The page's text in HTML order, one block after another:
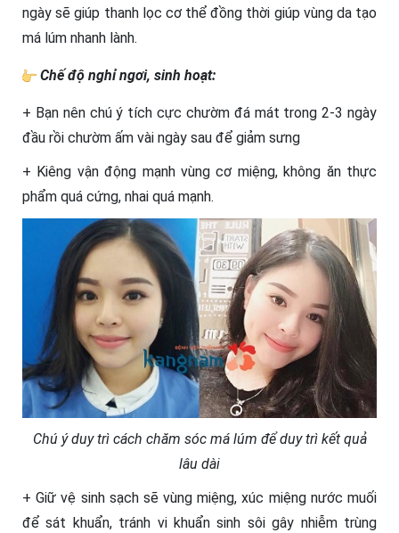
ngày sẽ giúp thanh lọc cơ thể đồng thời giúp vùng da tạo
má lúm nhanh lành.
Chế độ nghỉ ngơi, sinh hoạt:
+ Bạn nên chú ý tích cực chườm đá mát trong 2-3 ngày
đầu rồi chườm ấm vài ngày sau để giảm sưng
+ Kiêng vận động mạnh vùng cơ miệng, không ăn thực
phẩm quá cứng, nhai quá mạnh.
Chú ý duy trì cách chăm sóc má lúm để duy trì kết quả
lâu dài
+ Giữ vệ sinh sạch sẽ vùng miệng, xúc miệng nước muối
để sát khuẩn, tránh vi khuẩn sinh sôi gây nhiễm trùng